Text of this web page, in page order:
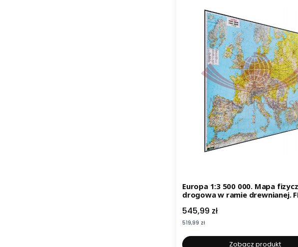
Europa 1:3 500 000. Mapa
drogowa w ramie drewnianej.
Cena
545,99 zł
Cena
519,99 zł
Zobacz produkt